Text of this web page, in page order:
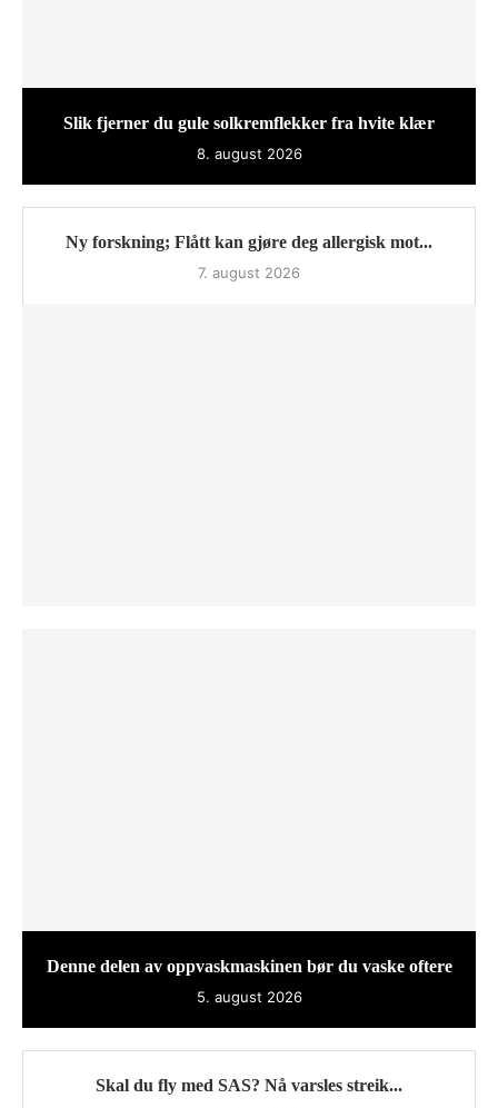
Slik fjerner du gule solkremflekker fra hvite klær
8. august 2026
Ny forskning; Flått kan gjøre deg allergisk mot...
7. august 2026
Denne delen av oppvaskmaskinen bør du vaske oftere
5. august 2026
Skal du fly med SAS? Nå varsles streik...